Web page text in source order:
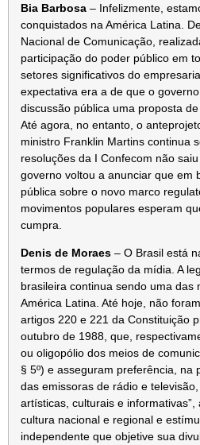
Bia Barbosa – Infelizmente,
conquistados na América Latina.
Nacional de Comunicação,
participação do poder público em
setores significativos do
expectativa era a de que o
discussão pública uma proposta
Até agora, no entanto, o
ministro Franklin Martins continua
resoluções da I Confecom não
governo voltou a anunciar que em
pública sobre o novo marco
movimentos populares esperam
cumpra.
Denis de Moraes – O Brasil está
termos de regulação da mídia. A
brasileira continua sendo uma das
América Latina. Até hoje, não
artigos 220 e 221 da Constituição
outubro de 1988, que,
ou oligopólio dos meios de
§ 5º) e asseguram preferência, na
das emissoras de rádio e
artísticas, culturais e informativas”,
cultura nacional e regional e
independente que objetive sua